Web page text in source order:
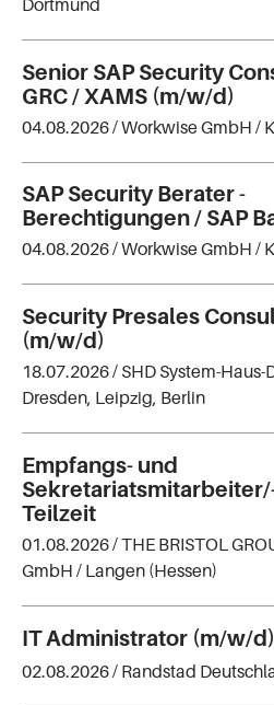
Senior SAP Security
GRC / XAMS (m/w/d)
04.08.2026 /Workwise GmbH /
SAP Security Berater -
Berechtigungen / SAP
04.08.2026 /Workwise GmbH /
Security Presales
(m/w/d)
18.07.2026 / SHD System-
Dresden, Leipzig, Berlin
Empfangs- und
Teilzeit
01.08.2026 /THE BRISTOL
GmbH / Langen (Hessen)
IT Administrator (m/w/d)
02.08.2026 / Randstad